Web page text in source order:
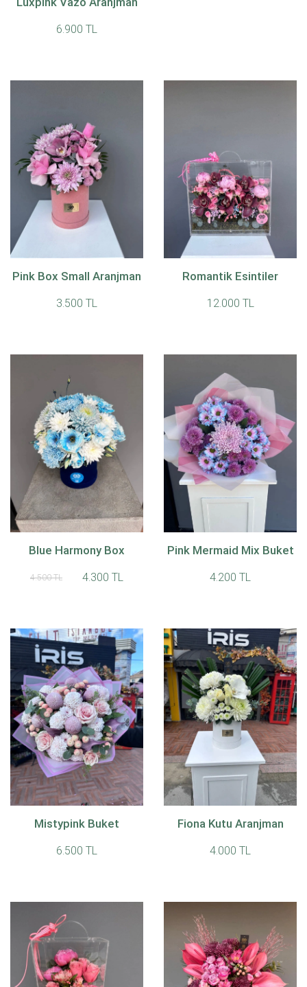
6.900 TL
Pink Box Small Aranjman
3.500 TL
Romantik Esintiler
12.000 TL
Blue Harmony Box
4.500 TL 4.300 TL
Pink Mermaid Mix Buket
4.200 TL
Mistypink Buket
6.500 TL
Fiona Kutu Aranjman
4.000 TL